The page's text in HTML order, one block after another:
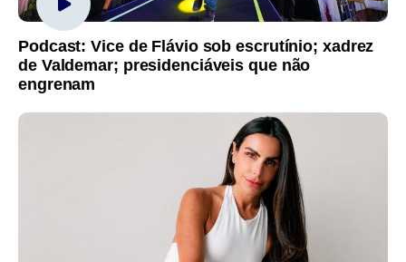
Podcast: Vice de Flávio sob escrutínio; xadrez
de Valdemar; presidenciáveis que não
engrenam